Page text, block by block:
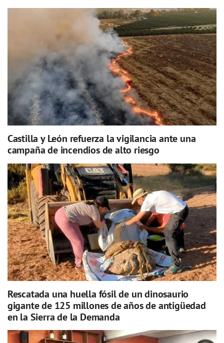
Castilla y León refuerza la vigilancia ante una
campaña de incendios de alto riesgo
Rescatada una huella fósil de un dinosaurio
gigante de 125 millones de años de antigüedad
en la Sierra de la Demanda